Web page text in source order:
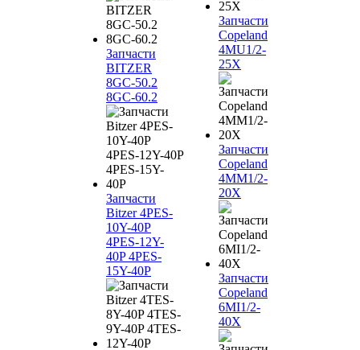
Запчасти
BITZER
8GC-50.2
8GC-60.2
Запчасти
Bitzer 4PES-
10Y-40P
4PES-12Y-
40P 4PES-
15Y-40P
Запчасти
Copeland
4MU1/2-
25X
Запчасти
Copeland
4MM1/2-
20X
Запчасти
Copeland
6MI1/2-
40X